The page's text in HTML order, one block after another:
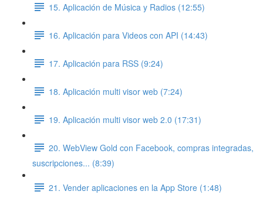
15. Aplicación de Música y Radios (12:55)
16. Aplicación para Videos con API (14:43)
17. Aplicación para RSS (9:24)
18. Aplicación multi visor web (7:24)
19. Aplicación multi visor web 2.0 (17:31)
20. WebView Gold con Facebook, compras integradas,
suscripciones... (8:39)
21. Vender aplicaciones en la App Store (1:48)